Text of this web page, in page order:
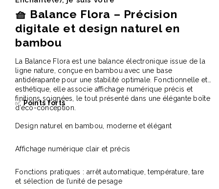
🧺 Balance Flora – Précision
digitale et design naturel en
bambou
La Balance Flora est une balance électronique issue de la
ligne nature, conçue en bambou avec une base
antidérapante pour une stabilité optimale. Fonctionnelle et
esthétique, elle associe affichage numérique précis et
finitions soignées, le tout présenté dans une élégante boîte
d’éco-conception.
✅Points forts
Design naturel en bambou, moderne et élégant
Affichage numérique clair et précis
Fonctions pratiques : arrêt automatique, température, tare
et sélection de l’unité de pesage